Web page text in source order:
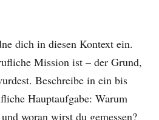
dich in diesen Kontext ein.
Mission ist – der Grund,
Beschreibe in ein bis
Hauptaufgabe: Warum
woran wirst du gemessen?